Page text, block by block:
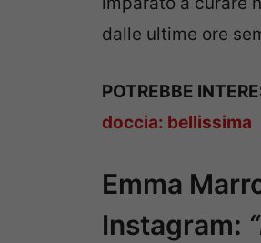
dalle ultime ore
POTREBBE
doccia: bellissima
Emma
Instagram: